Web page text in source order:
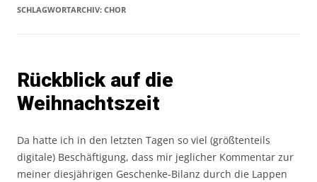
SCHLAGWORTARCHIV: CHOR
Rückblick auf die
Weihnachtszeit
Da hatte ich in den letzten Tagen so viel (größtenteils
digitale) Beschäftigung, dass mir jeglicher Kommentar zur
meiner diesjährigen Geschenke-Bilanz durch die Lappen